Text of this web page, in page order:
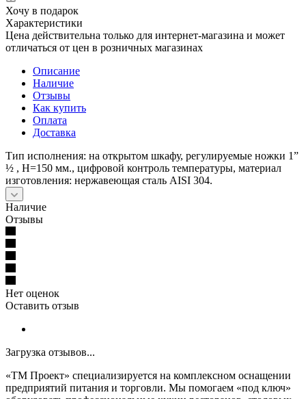
Хочу в подарок
Характеристики
Цена действительна только для интернет-магазина и может
отличаться от цен в розничных магазинах
Описание
Наличие
Отзывы
Как купить
Оплата
Доставка
Тип исполнения: на открытом шкафу, регулируемые ножки 1”
½ , H=150 мм., цифровой контроль температуры, материал
изготовления: нержавеющая сталь AISI 304.
Наличие
Отзывы
Нет оценок
Оставить отзыв
Загрузка отзывов...
«ТМ Проект» специализируется на комплексном оснащении
предприятий питания и торговли. Мы помогаем «под ключ»